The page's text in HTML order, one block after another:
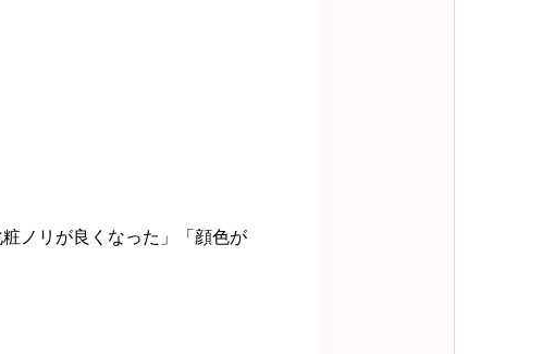
ノリが良くなった」「顔色が